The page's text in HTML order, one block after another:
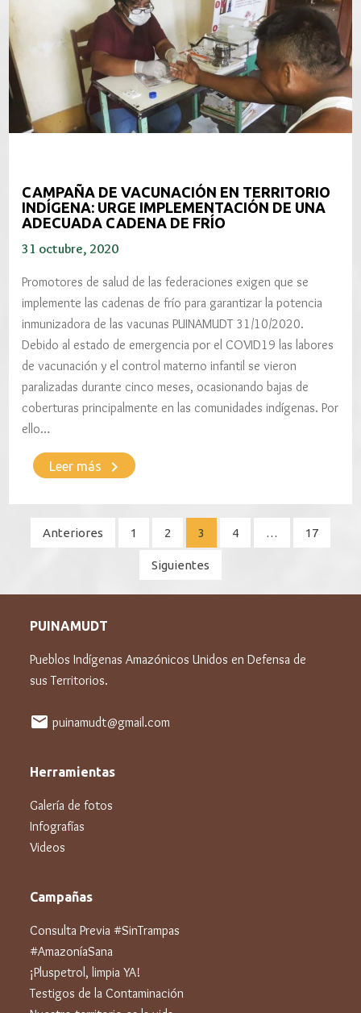
CAMPAÑA DE VACUNACIÓN EN TERRITORIO
INDÍGENA: URGE IMPLEMENTACIÓN DE UNA
ADECUADA CADENA DE FRÍO
31 octubre, 2020
Promotores de salud de las federaciones exigen que se
implemente las cadenas de frío para garantizar la potencia
inmunizadora de las vacunas PUINAMUDT 31/10/2020.
Debido al estado de emergencia por el COVID19 las labores
de vacunación y el control materno infantil se vieron
paralizadas durante cinco meses, ocasionando bajas de
coberturas principalmente en las comunidades indígenas. Por
ello…
Leer más keyboard_arrow_right
Paginación
Anteriores 1 2 3 4 … 17
Siguientes
PUINAMUDT
Pueblos Indígenas Amazónicos Unidos en Defensa de
sus Territorios.
mail puinamudt@gmail.com
Herramientas
Galería de fotos
Infografías
Videos
Campañas
Consulta Previa #SinTrampas
#AmazoníaSana
¡Pluspetrol, limpia YA!
Testigos de la Contaminación